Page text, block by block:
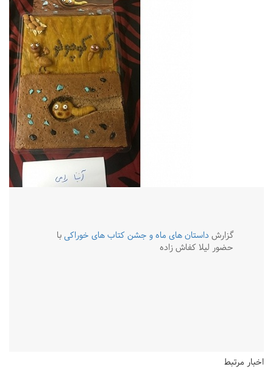
گزارش داستان های ماه و جشن کتاب های خوراکیبا
حضور لیلا کفاش زاده
اخبار مرتبط